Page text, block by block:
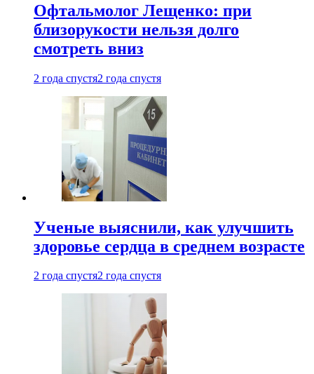
Офтальмолог Лещенко: при
близорукости нельзя долго
смотреть вниз
2 года спустя2 года спустя
Ученые выяснили, как улучшить
здоровье сердца в среднем возрасте
2 года спустя2 года спустя